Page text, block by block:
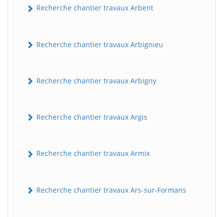
Recherche chantier travaux Arbent
Recherche chantier travaux Arbignieu
Recherche chantier travaux Arbigny
Recherche chantier travaux Argis
Recherche chantier travaux Armix
Recherche chantier travaux Ars-sur-Formans